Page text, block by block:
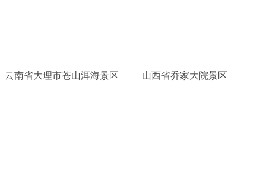
云南省大理市苍山洱海景区 山西省乔家大院景区